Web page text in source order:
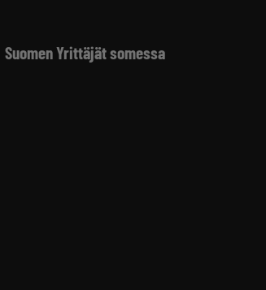
Suomen Yrittäjät somessa